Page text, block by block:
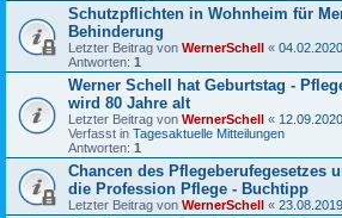
Schutzpflichten in Wohnheim für
Behinderung
Letzter Beitrag von WernerSchell «
Antworten: 1
Werner Schell hat Geburtstag -
wird 80 Jahre alt
Letzter Beitrag von WernerSchell «
Verfasst in Tagesaktuelle Mitteilungen
Antworten: 1
Chancen des Pflegeberufegesetzes
die Profession Pflege - Buchtipp
Letzter Beitrag von WernerSchell «